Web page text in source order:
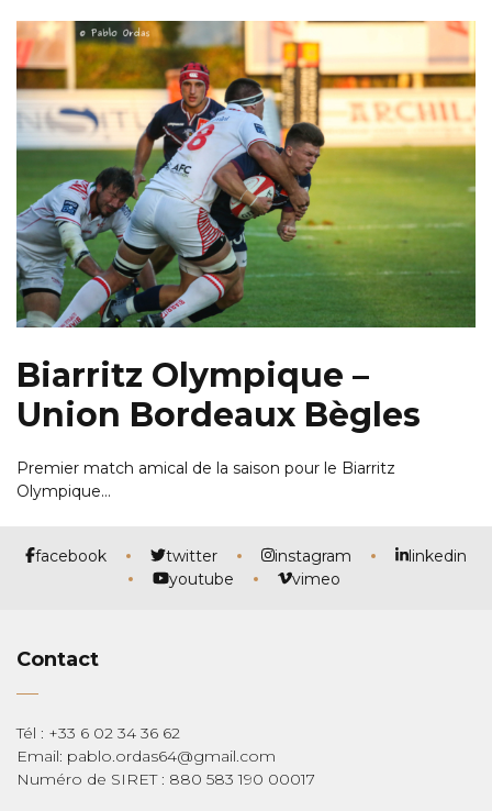
Biarritz Olympique –
Union Bordeaux Bègles
Premier match amical de la saison pour le Biarritz
Olympique…
facebook twitter instagram
linkedin
youtube
vimeo
Contact
Tél : +33 6 02 34 36 62
Email: pablo.ordas64@gmail.com
Numéro de SIRET : 880 583 190 00017